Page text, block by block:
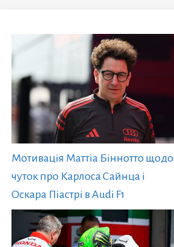
Мотивація Маттіа Біннотто щодо
чуток про Карлоса Сайнца і
Оскара Піастрі в Audi F1